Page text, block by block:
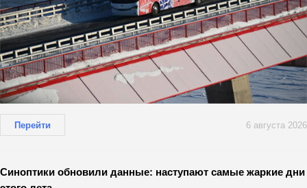
Перейти 6 августа 2026
Синоптики обновили данные: наступают самые жаркие дни